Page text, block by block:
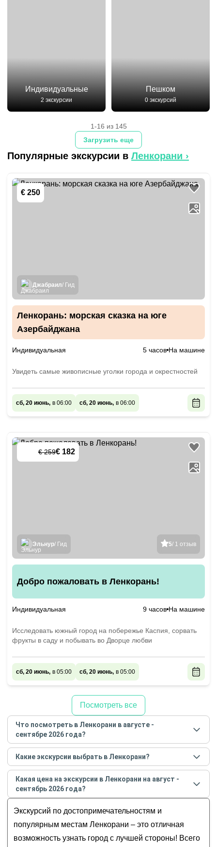
Индивидуальные
2 экскурсии
Пешком
0 экскурсий
Загрузить еще
1-16 из 145
Популярные экскурсии в Ленкорани ›
€ 250
Джабраил/ Гид
Ленкорань: морская сказка на юге
Азербайджана
Индивидуальная 5 часов На машине
Увидеть самые живописные уголки города и окрестностей
сб, 20 июнь, в 06:00 сб, 20 июнь, в 06:00
€ 259€ 182
5/ 1 отзыв
Эльнур/ Гид
Добро пожаловать в Ленкорань!
Индивидуальная 9 часов На машине
Исследовать южный город на побережье Каспия, сорвать
фрукты в саду и побывать во Дворце любви
сб, 20 июнь, в 05:00 сб, 20 июнь, в 05:00
Посмотреть все
Что посмотреть в Ленкорани в августе -
сентябре 2026 года?
Самые популярные местав Ленкоранив августе -
сентябре 2026года:
Обзорные
За городом и природа
Увидеть главное
Все
В августе
Какие экскурсии выбрать в Ленкорани?
Самые популярные экскурсиив Ленкоранив
августе - сентябре 2026года:
Ленкорань: морская сказка на юге
Азербайджана
Добро пожаловать в Ленкорань!
Какая цена на экскурсии в Ленкорани на август -
сентябрь 2026 года?
сентябрь 2026года от 182до 250 EUR
Экскурсий по достопримечательностям и
популярным местам Ленкорани – это отличная
возможность узнать город с лучшей стороны! Всего